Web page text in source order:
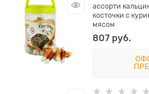
ассорти
косточки с
мясом
807 руб.